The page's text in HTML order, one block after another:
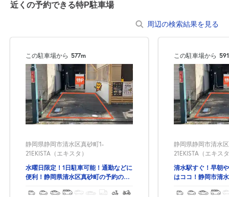
近くの予約できる特P駐車場
周辺の検索結果を見る
この駐車場から 577m
静岡県静岡市清水区真砂町1-
21EKISTA（エキスタ）
水曜日限定！1日駐車可能！通勤などに
便利！静岡県清水区真砂町の予約ので
この駐車場から
静岡県静岡市清水
21EKISTA（エキス
清水駅すぐ！早朝
はココ！静岡市清